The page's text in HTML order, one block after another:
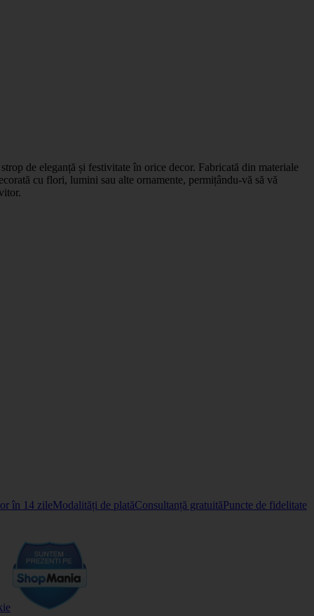
de eleganță și festivitate în orice decor. Fabricată din materiale
cu flori, lumini sau alte ornamente, permițându-vă să vă
în 14 zileModalități de platăConsultanță gratuităPuncte de fidelitate